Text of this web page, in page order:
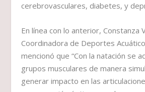
cerebrovasculares, diabetes, y
En línea con lo anterior, Constanza
Coordinadora de Deportes
mencionó que “Con la natación se
grupos musculares de manera
generar impacto en las